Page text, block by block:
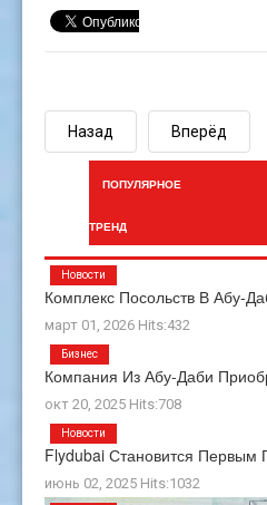
Назад Вперёд
ПОПУЛЯРНОЕ
ТРЕНД
Комплекс Посольств В Абу-
март 01, 2026 Hits:432
Новости
Компания Из Абу-Даби
окт 20, 2025 Hits:708
Бизнес
Flydubai Становится Первым
июнь 02, 2025 Hits:1032
Новости